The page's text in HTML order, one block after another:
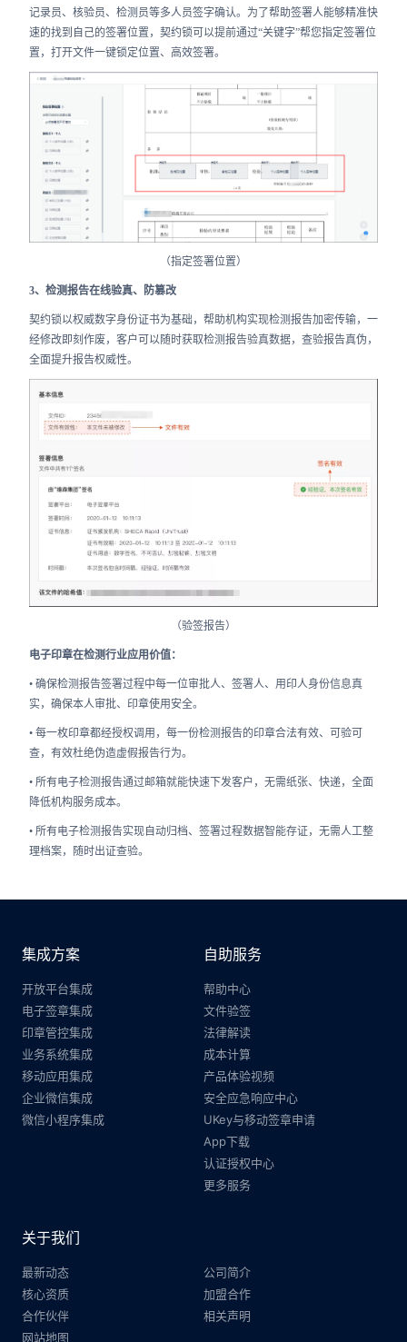
记录员、核验员、检测员等多人员签字确认。为了帮助签署人能够精准快
速的找到自己的签署位置，契约锁可以提前通过“关键字”帮您指定签署位
置，打开文件一键锁定位置、高效签署。
（指定签署位置）
3、检测报告在线验真、防篡改
契约锁以权威数字身份证书为基础，帮助机构实现检测报告加密传输，一
经修改即刻作废，客户可以随时获取检测报告验真数据，查验报告真伪，
全面提升报告权威性。
（验签报告）
电子印章在检测行业应用价值：
• 确保检测报告签署过程中每一位审批人、签署人、用印人身份信息真
实，确保本人审批、印章使用安全。
• 每一枚印章都经授权调用，每一份检测报告的印章合法有效、可验可
查，有效杜绝伪造虚假报告行为。
• 所有电子检测报告通过邮箱就能快速下发客户，无需纸张、快递，全面
降低机构服务成本。
• 所有电子检测报告实现自动归档、签署过程数据智能存证，无需人工整
理档案，随时出证查验。
集成方案
开放平台集成
电子签章集成
印章管控集成
业务系统集成
移动应用集成
企业微信集成
微信小程序集成
自助服务
帮助中心
文件验签
法律解读
成本计算
产品体验视频
安全应急响应中心
UKey与移动签章申请
App下载
认证授权中心
更多服务
关于我们
最新动态
公司简介
核心资质
加盟合作
合作伙伴
相关声明
网站地图